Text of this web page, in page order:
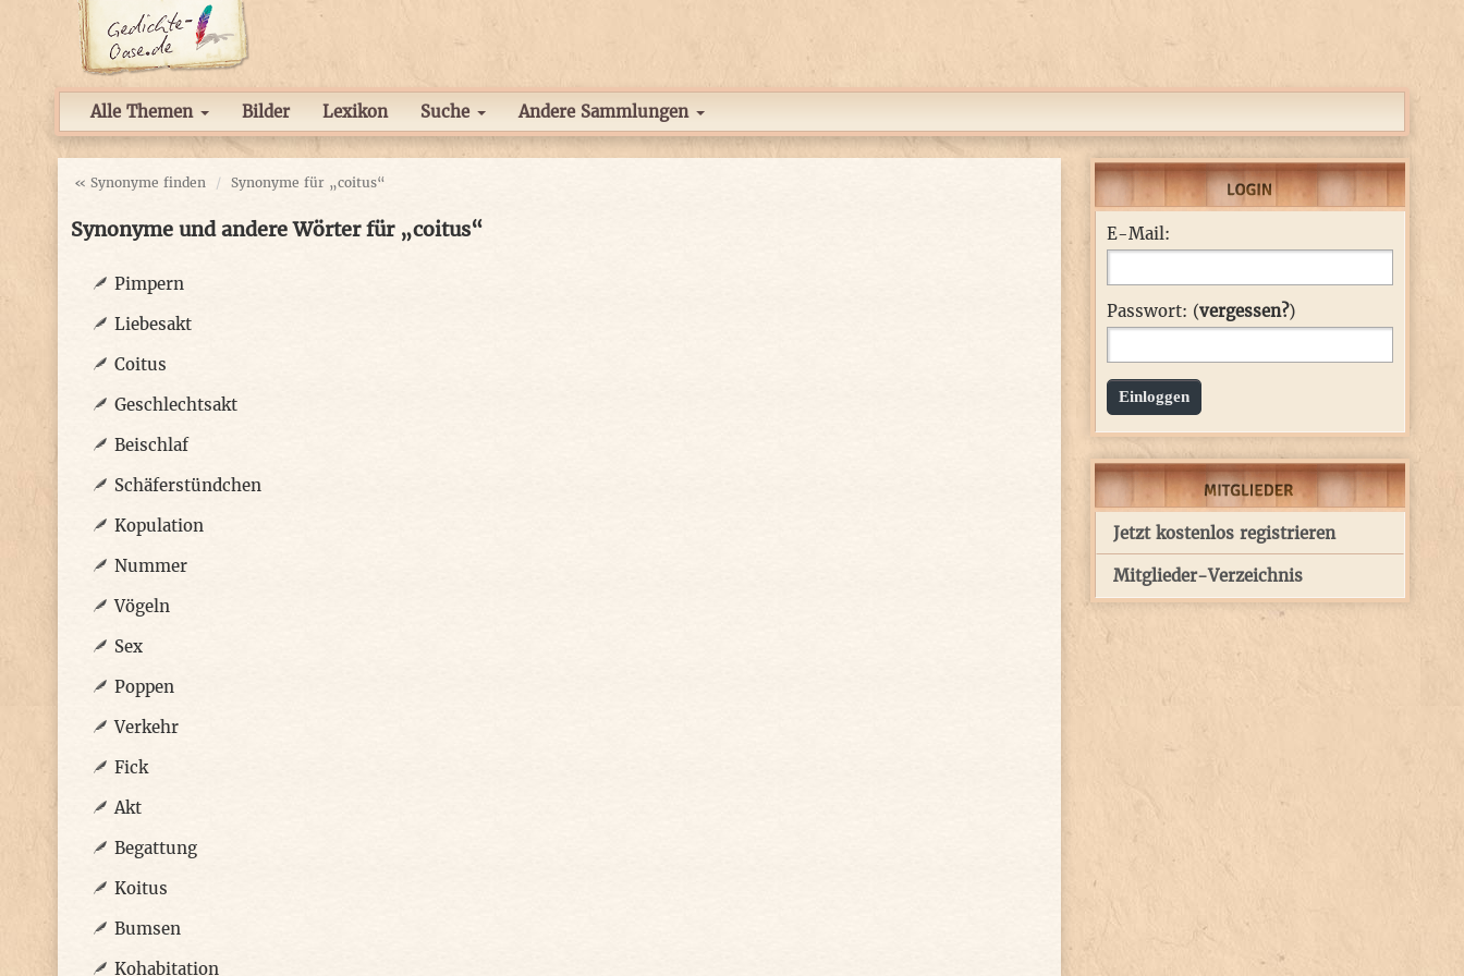
Alle Themen Bilder Lexikon Suche Andere Sammlungen
« Synonyme finden Synonyme für „coitus“
Synonyme und andere Wörter für „coitus“
Pimpern
Liebesakt
Coitus
Geschlechtsakt
Beischlaf
Schäferstündchen
Kopulation
Nummer
Vögeln
Sex
Poppen
Verkehr
Fick
Akt
Begattung
Koitus
Bumsen
Kohabitation
E-Mail:
Passwort: (vergessen?)
Einloggen
Jetzt kostenlos registrieren
Mitglieder-Verzeichnis